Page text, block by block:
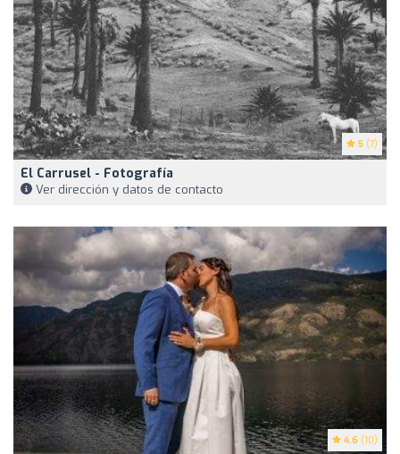
5 (7)
El Carrusel - Fotografía
Ver dirección y datos de contacto
4.6 (10)